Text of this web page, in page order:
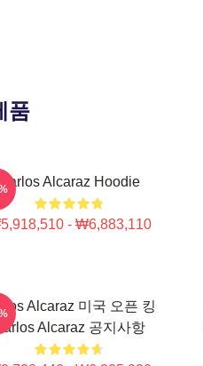
품
Alcaraz Hoodie
- ₩6,883,110
Alcaraz 미국 오픈 킹
Carlos Alcaraz 공지사항